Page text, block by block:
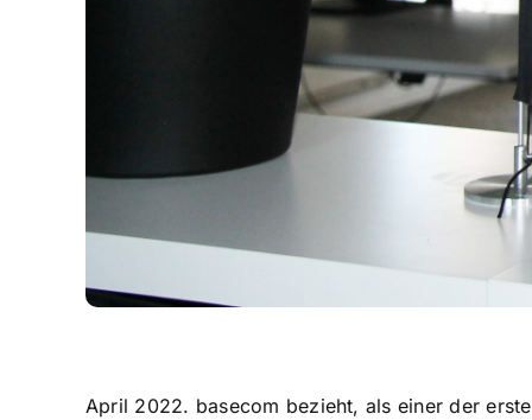
April 2022. basecom bezieht, als einer der